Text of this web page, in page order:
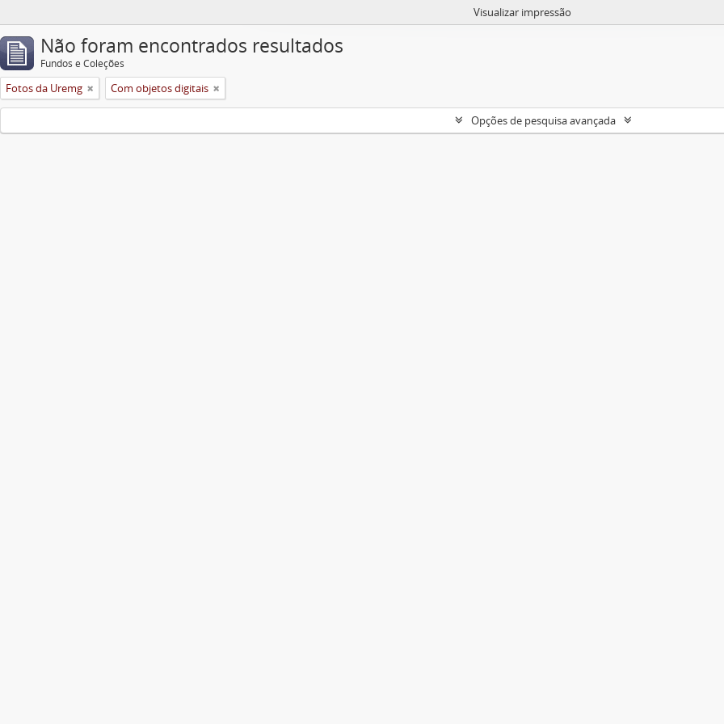
Visualizar impressão
Não foram encontrados resultados
Fundos e Coleções
Fotos da Uremg Com objetos digitais
Opções de pesquisa avançada